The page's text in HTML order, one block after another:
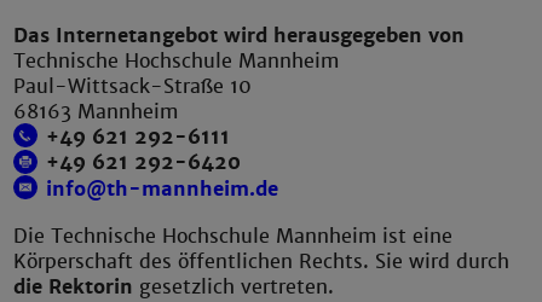
Das Internetangebot wird herausgegeben von
Technische Hochschule Mannheim
Paul-Wittsack-Straße 10
68163 Mannheim
+49 621 292-6111
+49 621 292-6420
info@th-mannheim.de
Die Technische Hochschule Mannheim ist eine
Körperschaft des öffentlichen Rechts. Sie wird durch
die Rektorin gesetzlich vertreten.